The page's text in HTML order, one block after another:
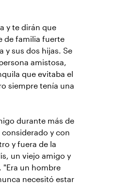
y te dirán que
de familia fuerte
y sus dos hijas. Se
amistosa,
que evitaba el
siempre tenía una
durante más de
y con
y fuera de la
un viejo amigo y
"Era un hombre
necesitó estar